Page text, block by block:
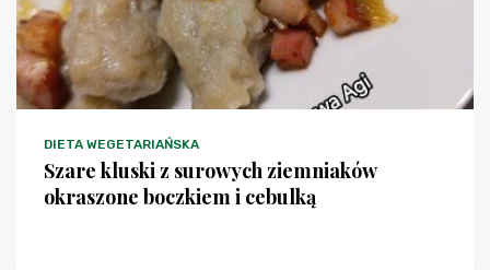
DIETA WEGETARIAŃSKA
Szare kluski z surowych ziemniaków
okraszone boczkiem i cebulką